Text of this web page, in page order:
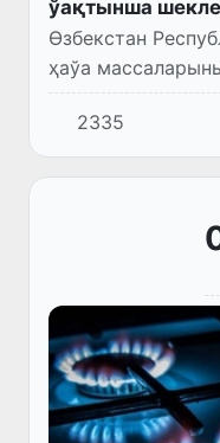
ўақтынша
Өзбекстан
ҳаўа
тәбийғый газге
газ
алып келди.
2335